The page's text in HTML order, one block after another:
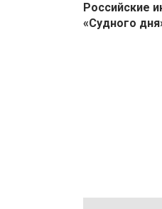
Российские
«Судного